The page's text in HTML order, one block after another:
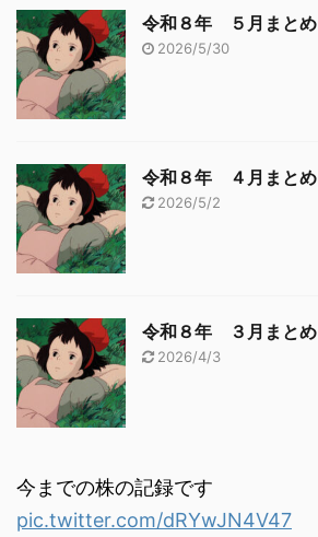
令和８年 ５月まとめ
2026/5/30
令和８年 ４月まとめ
2026/5/2
令和８年 ３月まとめ
2026/4/3
今までの株の記録です
pic.twitter.com/dRYwJN4V47